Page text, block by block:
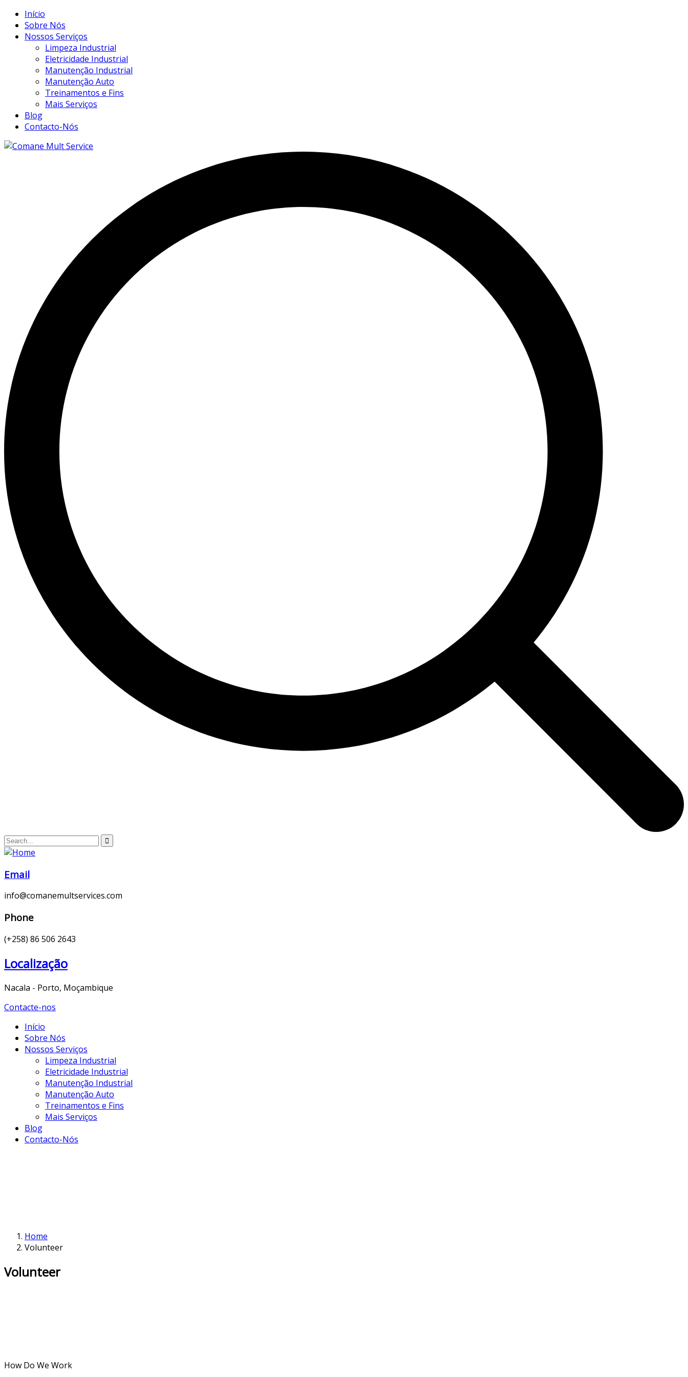
Início
Sobre Nós
Nossos Serviços
Limpeza Industrial
Eletricidade Industrial
Manutenção Industrial
Manutenção Auto
Treinamentos e Fins
Mais Serviços
Blog
Contacto-Nós
Email
info@comanemultservices.com
Phone
(+258) 86 506 2643
Localização
Nacala - Porto, Moçambique
Contacte-nos
Início
Sobre Nós
Nossos Serviços
Limpeza Industrial
Eletricidade Industrial
Manutenção Industrial
Manutenção Auto
Treinamentos e Fins
Mais Serviços
Blog
Contacto-Nós
Home
Volunteer
Volunteer
How Do We Work